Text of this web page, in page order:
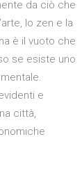
da ciò che
lo zen e la
è il vuoto che
se esiste uno
e
città,